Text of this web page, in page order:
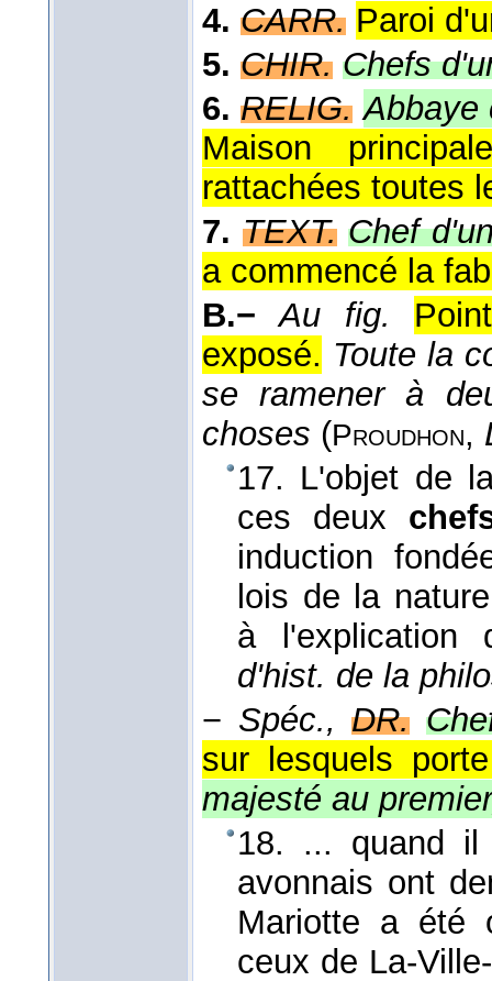
4. CARR. Paroi
5. CHIR. Chefs
6. RELIG. Abbaye
Maison
rattachées toutes
7. TEXT. Chef
a commencé la
B.−
Au fig.
exposé. Toute la
se ramener à
choses (Proudhon,
17. L'objet de
ces deux
induction
lois de la
à l'explication
d'hist. de la
− Spéc., DR.
sur lesquels
majesté au
18. ... quand il
avonnais ont
Mariotte a été
ceux de La-